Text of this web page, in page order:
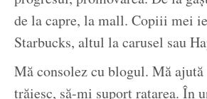
de la capre, la mall. Copiii mei
Starbucks, altul la carusel sau
Mă consolez cu blogul. Mă ajută
trăiesc, să-mi suport ratarea. În